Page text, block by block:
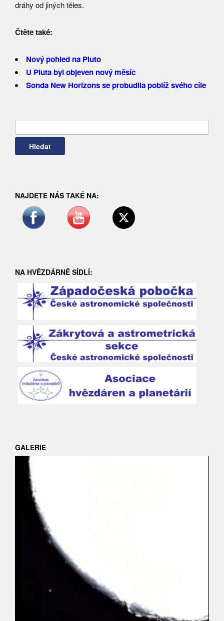
dráhy od jiných těles.
Čtěte také:
Nový pohled na Pluto
U Pluta byl objeven nový měsíc
Sonda New Horizons se probudila poblíž svého cíle
NAJDETE NÁS TAKÉ NA:
NA HVĚZDÁRNĚ SÍDLÍ:
GALERIE